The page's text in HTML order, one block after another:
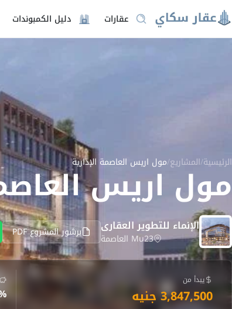
عقارات دليل الكمبوندات
الرئيسية/المشاريع/مول اريس العاصمة الإدارية
مول اريس
برشور المشروع PDF الإنماء للتطوير العقارى
Mu23 العاصمة
يبدأ من
3,847,500 جنيه